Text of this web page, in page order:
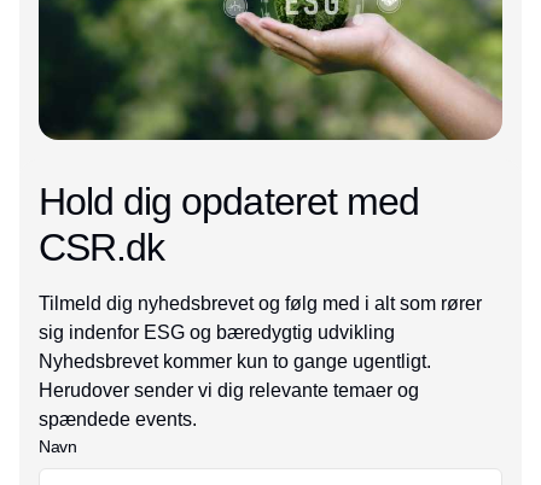
Hold dig opdateret med
CSR.dk
Tilmeld dig nyhedsbrevet og følg med i alt som rører
sig indenfor ESG og bæredygtig udvikling
Nyhedsbrevet kommer kun to gange ugentligt.
Herudover sender vi dig relevante temaer og
spændede events.
Navn